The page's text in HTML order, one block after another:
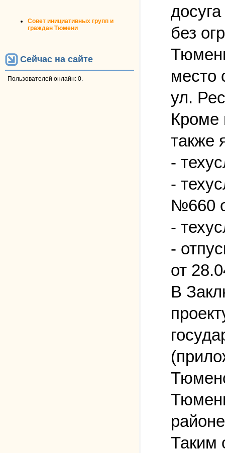
Совет инициативных групп и
граждан Тюмени
Сейчас на сайте
Пользователей онлайн: 0.
без
место
ул.
Кроме
также
-
-
№660
-
-
от
В
Таким